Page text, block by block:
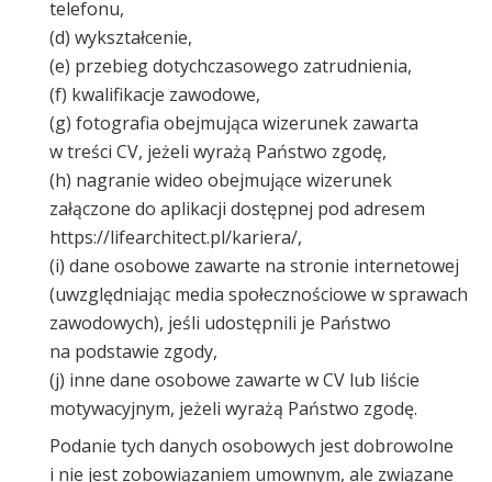
telefonu,
(d) wykształcenie,
(e) przebieg dotychczasowego zatrudnienia,
(f) kwalifikacje zawodowe,
(g) fotografia obejmująca wizerunek zawarta
w treści CV, jeżeli wyrażą Państwo zgodę,
(h) nagranie wideo obejmujące wizerunek
załączone do aplikacji dostępnej pod adresem
https://lifearchitect.pl/kariera/,
(i) dane osobowe zawarte na stronie internetowej
(uwzględniając media społecznościowe w sprawach
zawodowych), jeśli udostępnili je Państwo
na podstawie zgody,
(j) inne dane osobowe zawarte w CV lub liście
motywacyjnym, jeżeli wyrażą Państwo zgodę.
Podanie tych danych osobowych jest dobrowolne
i nie jest zobowiązaniem umownym, ale związane